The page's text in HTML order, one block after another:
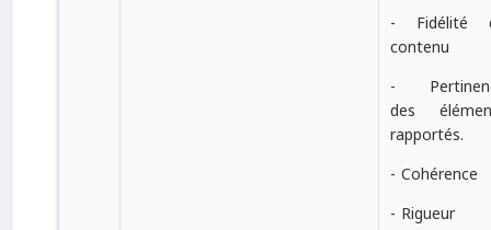
- Fidélité
contenu
-
des
rapportés.
- Cohérence
- Rigueur